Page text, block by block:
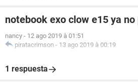
notebook exo clow e15 ya no
nancy - 12 ago 2019 à 01:51
piratacrimson - 13 ago 2019 à 00:19
1 respuesta